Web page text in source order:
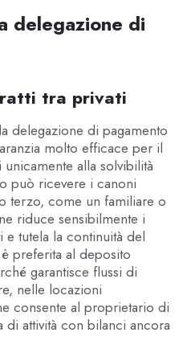
delegazione di
tra privati
delegazione di pagamento
molto efficace per il
alla solvibilità
può ricevere i canoni
terzo, come un familiare o
riduce sensibilmente i
e tutela la continuità del
preferita al deposito
garantisce flussi di
nelle locazioni
consente al proprietario di
di attività con bilanci ancora